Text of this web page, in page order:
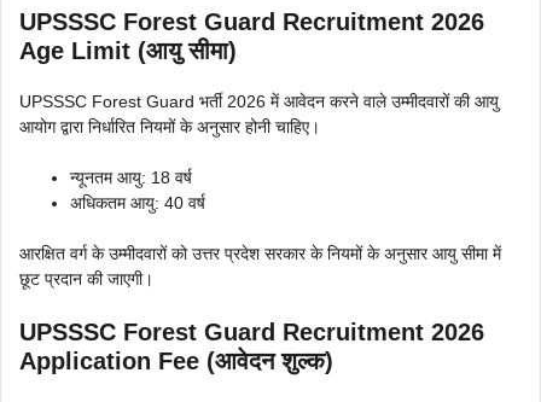
UPSSSC Forest Guard Recruitment 2026
Age Limit (आयु सीमा)
UPSSSC Forest Guard भर्ती 2026 में आवेदन करने वाले उम्मीदवारों की आयु
आयोग द्वारा निर्धारित नियमों के अनुसार होनी चाहिए।
न्यूनतम आयु: 18 वर्ष
अधिकतम आयु: 40 वर्ष
आरक्षित वर्ग के उम्मीदवारों को उत्तर प्रदेश सरकार के नियमों के अनुसार आयु सीमा में
छूट प्रदान की जाएगी।
UPSSSC Forest Guard Recruitment 2026
Application Fee (आवेदन शुल्क)